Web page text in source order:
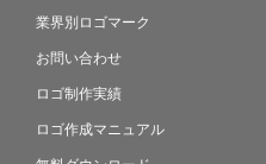
業界別ロゴマーク
お問い合わせ
ロゴ制作実績
ロゴ作成マニュアル